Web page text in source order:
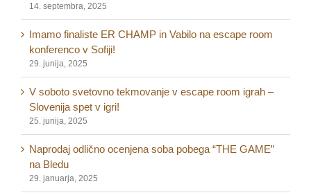
14. septembra, 2025
Imamo finaliste ER CHAMP in Vabilo na escape room
konferenco v Sofiji!
29. junija, 2025
V soboto svetovno tekmovanje v escape room igrah –
Slovenija spet v igri!
25. junija, 2025
Naprodaj odlično ocenjena soba pobega “THE GAME”
na Bledu
29. januarja, 2025